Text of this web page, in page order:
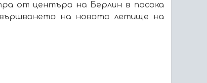
от центъра на Берлин в посока
на новото летище на